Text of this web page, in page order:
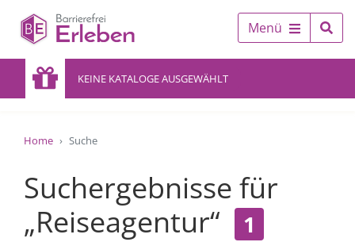
Menü
KEINE KATALOGE AUSGEWÄHLT
Home Suche
Suchergebnisse für
„Reiseagentur“
1